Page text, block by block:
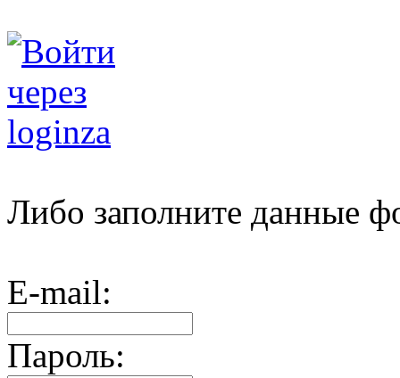
Либо заполните данные
E-mail:
Пароль: